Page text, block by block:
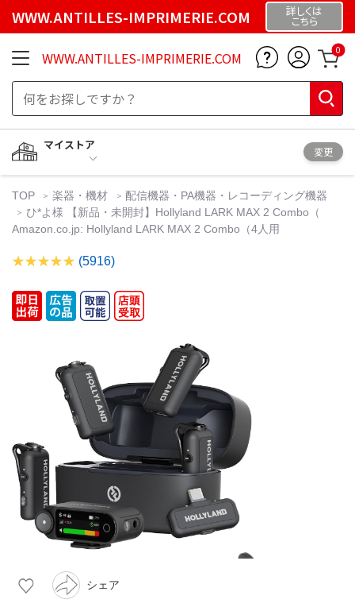
WWW.ANTILLES-IMPRIMERIE.COM 詳しくは
こちら
WWW.ANTILLES-IMPRIMERIE.COM 0
マイストア
変更
TOP 楽器・機材
配信機器・PA機器・レコーディング機器
ひ*よ様 【新品・未開封】Hollyland LARK MAX 2 Combo（
Amazon.co.jp: Hollyland LARK MAX 2 Combo（4人用
(5916)
シェア